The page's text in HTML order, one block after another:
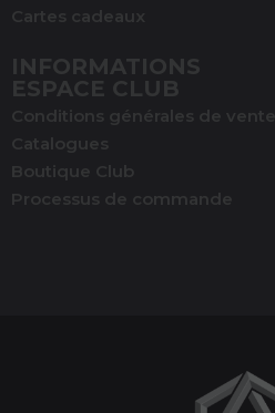
Cartes cadeaux
INFORMATIONS
ESPACE CLUB
Conditions générales de vente
Catalogues
Boutique Club
Processus de commande